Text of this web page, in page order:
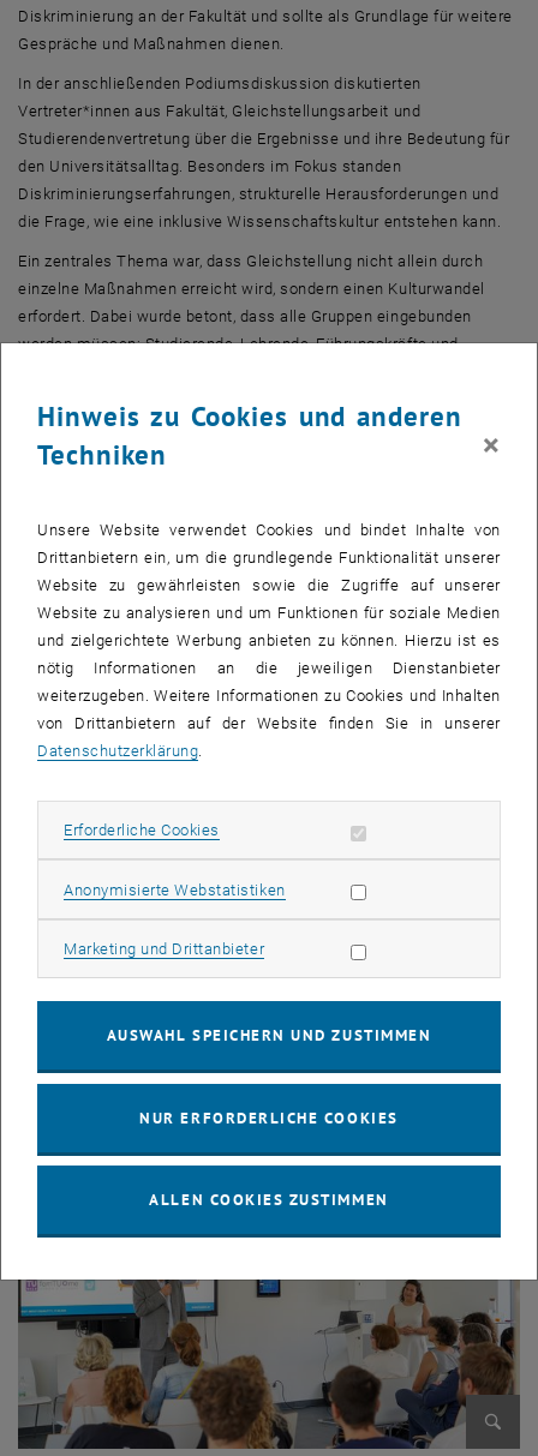
Diskriminierung an der Fakultät und sollte als Grundlage für weitere
Gespräche und Maßnahmen dienen.
In der anschließenden Podiumsdiskussion diskutierten
Vertreter*innen aus Fakultät, Gleichstellungsarbeit und
Studierendenvertretung über die Ergebnisse und ihre Bedeutung für
den Universitätsalltag. Besonders im Fokus standen
Diskriminierungserfahrungen, strukturelle Herausforderungen und
die Frage, wie eine inklusive Wissenschaftskultur entstehen kann.
Ein zentrales Thema war, dass Gleichstellung nicht allein durch
einzelne Maßnahmen erreicht wird, sondern einen Kulturwandel
erfordert. Dabei wurde betont, dass alle Gruppen eingebunden
werden müssen: Studierende, Lehrende, Führungskräfte und
Stärkung von Dialog und Zusammenarbeit. Auch die Bedeutung von
Vorbildern und einer offenen Gesprächskultur wurde hervorgehoben.
Ergebnisse der femTUme-Studie bilden dabei einen wichtigen
Ausgangspunkt, um Veränderungen sichtbar zu machen und
konkrete Schritte weiterzuentwickeln.
© Laura Schallmoser
Hinweis zu Cookies und anderen
Techniken
×
Unsere Website verwendet Cookies und bindet Inhalte von
Drittanbietern ein, um die grundlegende Funktionalität unserer
Website zu gewährleisten sowie die Zugriffe auf unserer
Website zu analysieren und um Funktionen für soziale Medien
und zielgerichtete Werbung anbieten zu können. Hierzu ist es
nötig Informationen an die jeweiligen Dienstanbieter
weiterzugeben. Weitere Informationen zu Cookies und Inhalten
von Drittanbietern auf der Website finden Sie in unserer
Datenschutzerklärung
Erforderliche Cookies Erforderliche Cookies zulassen
Anonymisierte WebstatistikenStatistik Cookies zulassen
Marketing und DrittanbieterMarketing Cookies zulassen
AUSWAHL SPEICHERN UND ZUSTIMMEN
NUR ERFORDERLICHE COOKIES
ALLEN COOKIES ZUSTIMMEN